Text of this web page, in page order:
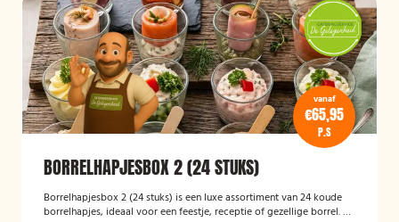
vanaf
€65,95
P.S
BORRELHAPJESBOX 2 (24 STUKS)
Borrelhapjesbox 2 (24 stuks) is een luxe assortiment van 24 koude
borrelhapjes, ideaal voor een feestje, receptie of gezellige borrel. De